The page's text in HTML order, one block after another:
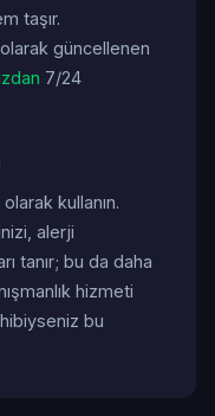
taşır.
güncellenen
7/24
kullanın.
alerji
tanır; bu da daha
hizmeti
bu